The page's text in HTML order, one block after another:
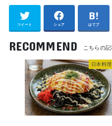
ツイート シェア はてブ
RECOMMEND
日本料理